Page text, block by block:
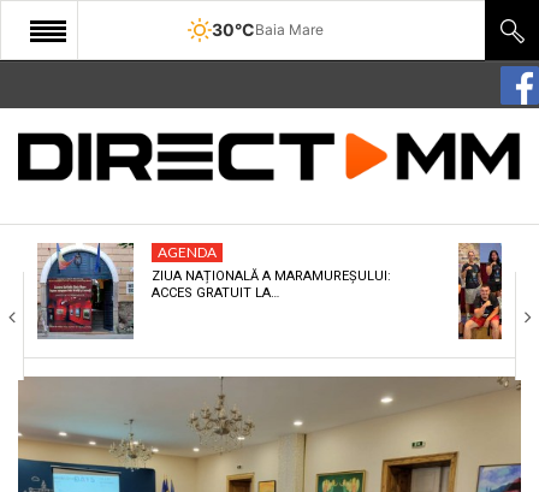
30°CBaia Mare
START
COMUNITATE
CULTURA
ECONOMIE
SANATATE
SPECIAL
AGENDA
ZIUA NAȚIONALĂ A MARAMUREȘULUI:
ACCES GRATUIT LA…